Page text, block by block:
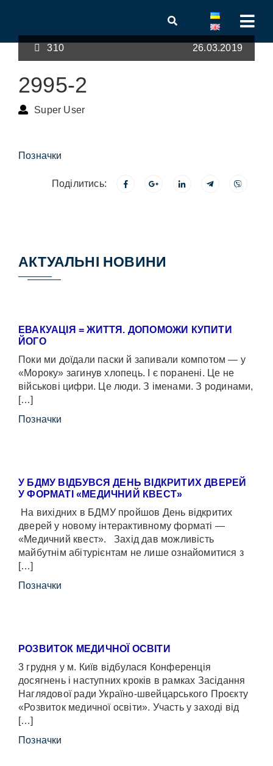
310 26.03.2019
2995-2
Super User
Позначки
Поділитись:
АКТУАЛЬНІ НОВИНИ
ЕВАКУАЦІЯ = ЖИТТЯ. ДОПОМОЖИ КУПИТИ
ЙОГО
Поки ми доїдали паски й запивали компотом — у
«Мороку» загинув хлопець. І є поранені. Це не
військові цифри. Це люди. З іменами. З родинами,
[…]
Позначки
У БДМУ ВІДБУВСЯ ДЕНЬ ВІДКРИТИХ ДВЕРЕЙ
У ФОРМАТІ «МЕДИЧНИЙ КВЕСТ»
На вихідних в БДМУ пройшов День відкритих
дверей у новому інтерактивному форматі —
«Медичний квест». Захід дав можливість
майбутнім абітурієнтам не лише ознайомитися з
[…]
Позначки
РОЗВИТОК МЕДИЧНОЇ ОСВІТИ
3 грудня у м. Київ відбулася Конференція
досягнень і наступних кроків в рамках Засідання
Наглядової ради Україно-швейцарського Проєкту
«Розвиток медичної освіти». Участь у заході від
[…]
Позначки